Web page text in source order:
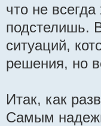
что не
подстелишь.
ситуаций,
решения, но
Итак, как
Самым